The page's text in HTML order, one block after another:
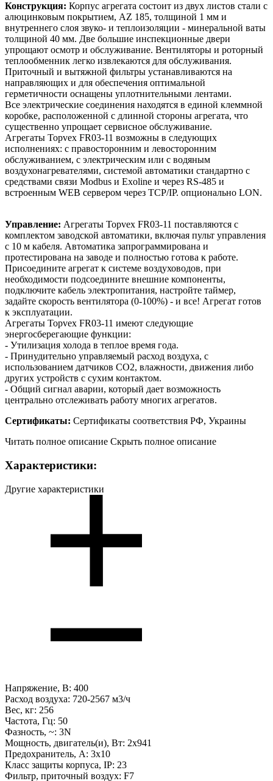
Конструкция: Корпус агрегата состоит из двух листов стали с
алюцинковым покрытием, AZ 185, толщиной 1 мм и
внутреннего слоя звуко- и теплоизоляции - минеральной ваты
толщиной 40 мм. Две большие инспекционные двери
упрощают осмотр и обслуживание. Вентиляторы и роторный
теплообменник легко извлекаются для обслуживания.
Приточный и вытяжной фильтры устанавливаются на
направляющих и для обеспечения оптимальной
герметичности оснащены уплотнительными лентами.
Все электрические соединения находятся в единой клеммной
коробке, расположенной с длинной стороны агрегата, что
существенно упрощает сервисное обслуживание.
Агрегаты Topvex FR03-11 возможны в следующих
исполнениях: с правосторонним и левосторонним
обслуживанием, с электрическим или с водяным
воздухонагревателями, системой автоматики стандартно с
средствами связи Modbus и Exoline и через RS-485 и
встроенным WEB сервером через TCP/IP. опционально LON.
Управление: Агрегаты Topvex FR03-11 поставляются с
комплектом заводской автоматики, включая пульт управления
с 10 м кабеля. Автоматика запрограммирована и
протестирована на заводе и полностью готова к работе.
Присоедините агрегат к системе воздуховодов, при
необходимости подсоедините внешние компоненты,
подключите кабель электропитания, настройте таймер,
задайте скорость вентилятора (0-100%) - и все! Агрегат готов
к эксплуатации.
Агрегаты Topvex FR03-11 имеют следующие
энергосберегающие функции:
- Утилизация холода в теплое время года.
- Принудительно управляемый расход воздуха, с
использованием датчиков CO2, влажности, движения либо
других устройств с сухим контактом.
- Общий сигнал аварии, который дает возможность
центрально отслеживать работу многих агрегатов.
Сертификаты: Сертификаты соответствия РФ, Украины
Читать полное описание Скрыть полное описание
Характеристики:
Другие характеристики
Напряжение, В: 400
Расход воздуха: 720-2567 м3/ч
Вес, кг: 256
Частота, Гц: 50
Фазность, ~: 3N
Мощность, двигатель(и), Вт: 2х941
Предохранитель, А: 3x10
Класс защиты корпуса, IP: 23
Фильтр, приточный воздух: F7